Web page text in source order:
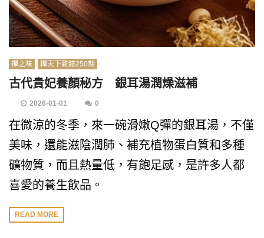
禪之味 禪天下雜誌250期
古代貴妃養顏秘方 銀耳湯潤燥滋補
2026-01-01 0
在微涼的冬季，來一碗滑嫩Q彈的銀耳湯，不僅
美味，還能滋陰潤肺、補充植物蛋白質和多種
礦物質，而且熱量低，有飽足感，是許多人都
喜愛的養生飲品。
READ MORE